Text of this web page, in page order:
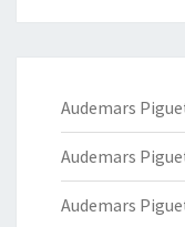
Audemars
Audemars
Audemars